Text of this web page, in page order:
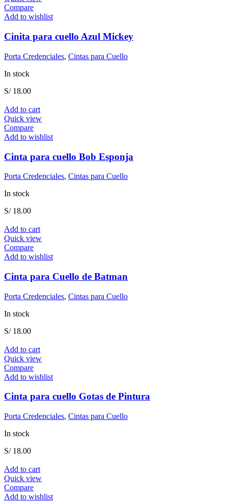
Compare
Add to wishlist
Cinita para cuello Azul Mickey
Porta Credenciales, Cintas para Cuello
In stock
S/18.00
Add to cart
Quick view
Compare
Add to wishlist
Cinta para cuello Bob Esponja
Porta Credenciales, Cintas para Cuello
In stock
S/18.00
Add to cart
Quick view
Compare
Add to wishlist
Cinta para Cuello de Batman
Porta Credenciales, Cintas para Cuello
In stock
S/18.00
Add to cart
Quick view
Compare
Add to wishlist
Cinta para cuello Gotas de Pintura
Porta Credenciales, Cintas para Cuello
In stock
S/18.00
Add to cart
Quick view
Compare
Add to wishlist